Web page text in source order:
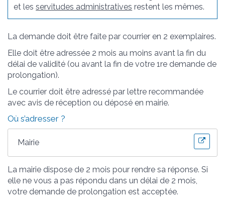
et lesservitudes administratives restent les mêmes.
La demande doit être faite par courrier en 2 exemplaires.
Elle doit être adressée 2 mois au moins avant la fin du
délai de validité (ou avant la fin de votre 1re demande de
prolongation).
Le courrier doit être adressé par lettre recommandée
avec avis de réception ou déposé en mairie.
Où s’adresser ?
Mairie
La mairie dispose de 2 mois pour rendre sa réponse. Si
elle ne vous a pas répondu dans un délai de 2 mois,
votre demande de prolongation est acceptée.